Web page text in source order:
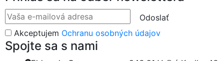
Odoslať
Akceptujem Ochranu osobných údajov
Spojte sa s nami